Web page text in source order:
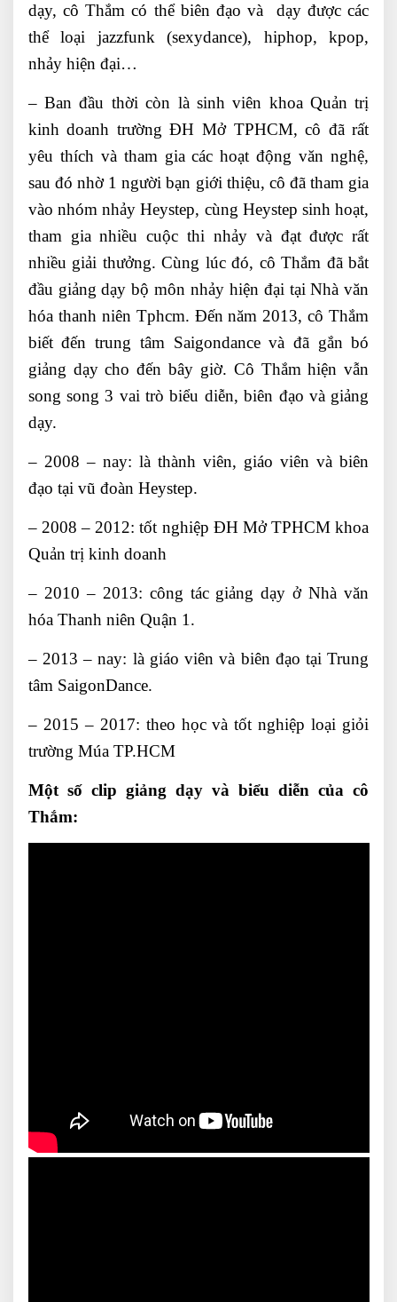
dạy, cô Thắm có thể biên đạo và dạy được các
thể loại jazzfunk (sexydance), hiphop, kpop,
nhảy hiện đại…
– Ban đầu thời còn là sinh viên khoa Quản trị
kinh doanh trường ĐH Mở TPHCM, cô đã rất
yêu thích và tham gia các hoạt động văn nghệ,
sau đó nhờ 1 người bạn giới thiệu, cô đã tham gia
vào nhóm nhảy Heystep, cùng Heystep sinh hoạt,
tham gia nhiều cuộc thi nhảy và đạt được rất
nhiều giải thưởng. Cùng lúc đó, cô Thắm đã bắt
đầu giảng dạy bộ môn nhảy hiện đại tại Nhà văn
hóa thanh niên Tphcm. Đến năm 2013, cô Thắm
biết đến trung tâm Saigondance và đã gắn bó
giảng dạy cho đến bây giờ. Cô Thắm hiện vẫn
song song 3 vai trò biểu diễn, biên đạo và giảng
dạy.
– 2008 – nay: là thành viên, giáo viên và biên
đạo tại vũ đoàn Heystep.
– 2008 – 2012: tốt nghiệp ĐH Mở TPHCM khoa
Quản trị kinh doanh
– 2010 – 2013: công tác giảng dạy ở Nhà văn
hóa Thanh niên Quận 1.
– 2013 – nay: là giáo viên và biên đạo tại Trung
tâm SaigonDance.
– 2015 – 2017: theo học và tốt nghiệp loại giỏi
trường Múa TP.HCM
Một số clip giảng dạy và biểu diễn của cô
Thắm: